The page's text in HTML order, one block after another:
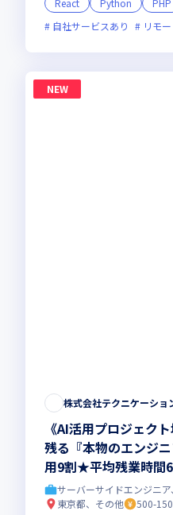
React
Python PHP
自社サービスあり
リモ
NEW
株式会社テクニケーショ
《AI活用プロジェク
残る『本物のエンジ
用9割★平均残業時間
領域まで、一気通貫で
たにオススメの環境
サーバーサイドエンジニ
東京都、その他
500-